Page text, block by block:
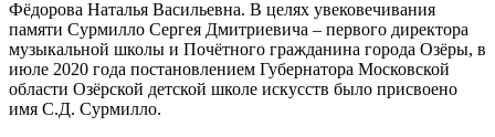
Фёдорова Наталья Васильевна. В целях увековечивания
памяти Сурмилло Сергея Дмитриевича – первого директора
музыкальной школы и Почётного гражданина города Озёры, в
июле 2020 года постановлением Губернатора Московской
области Озёрской детской школе искусств было присвоено
имя С.Д. Сурмилло.